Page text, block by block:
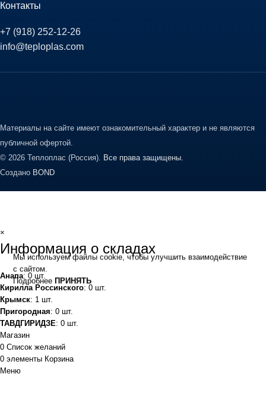
Контакты
+7 (918) 252-12-26
info@teploplas.com
Материалы на сайте имеют ознакомительный характер и не являются
публичной офертой.
© 2026 Теплоплас (Россия). Все права защищены.
Создано BOND
Мы используем файлы cookie, чтобы улучшить взаимодействие
с сайтом.
Подробнее ПРИНЯТЬ
×
Информация о складах
Анапа: 0 шт.
Кирилла Россинского: 0 шт.
Крымск: 1 шт.
Пригородная: 0 шт.
ТАВДГИРИДЗЕ: 0 шт.
Магазин
0 Список желаний
0 элементы Корзина
Меню